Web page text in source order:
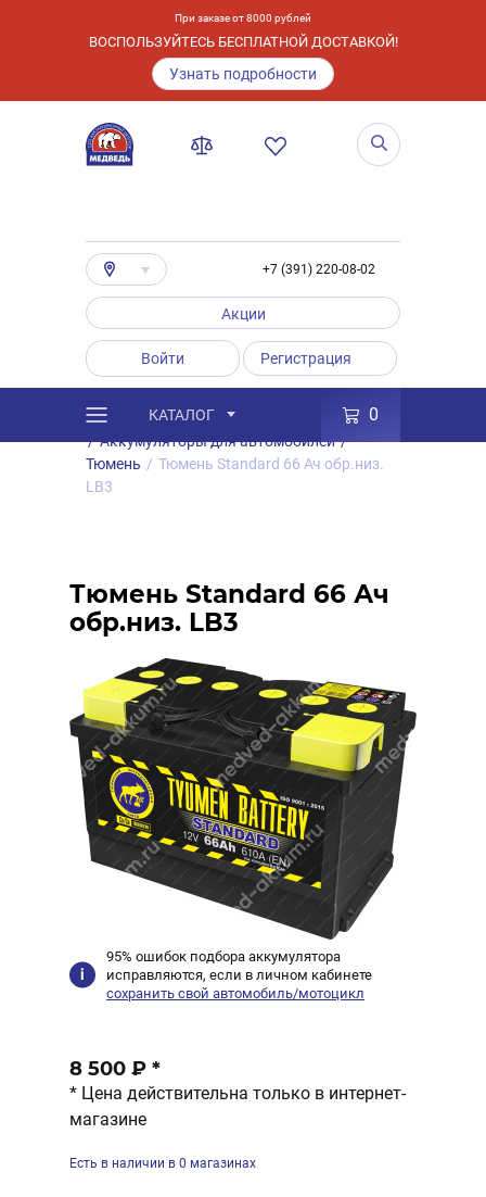
При заказе от 8000 рублей
ВОСПОЛЬЗУЙТЕСЬ БЕСПЛАТНОЙ ДОСТАВКОЙ!
Узнать подробности
+7 (391) 220-08-02
Акции
Войти Регистрация
КАТАЛОГ 0
Каталог / Товары
Аккумуляторы
/ Аккумуляторы для автомобилей /
Тюмень / Тюмень Standard 66 Ач обр.низ.
LB3
Тюмень Standard 66 Ач
обр.низ. LB3
95% ошибок подбора аккумулятора
исправляются, если в личном кабинете
сохранить свой автомобиль/мотоцикл
8 500 ₽ *
* Цена действительна только в интернет-
магазине
Есть в наличии в 0 магазинах